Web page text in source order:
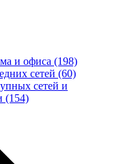
и офиса (198)
сетей (60)
сетей и
(154)